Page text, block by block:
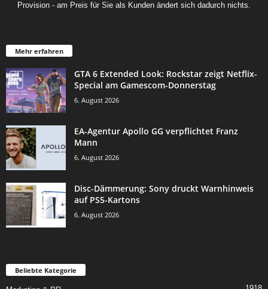
Provision - am Preis für Sie als Kunden ändert sich dadurch nichts.
Mehr erfahren
GTA 6 Extended Look: Rockstar zeigt Netflix-
Special am Gamescom-Donnerstag
6. August 2026
EA-Agentur Apollo GG verpflichtet Franz
Mann
6. August 2026
Disc-Dämmerung: Sony druckt Warnhinweis
auf PS5-Kartons
6. August 2026
Beliebte Kategorie